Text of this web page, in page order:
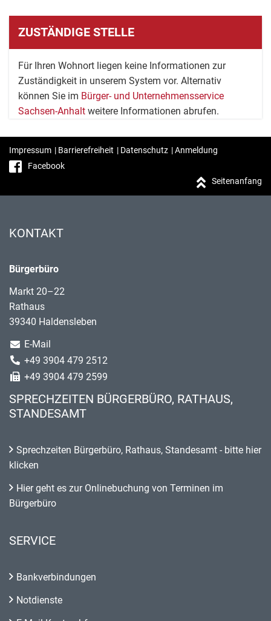
ZUSTÄNDIGE STELLE
Für Ihren Wohnort liegen keine Informationen zur
Zuständigkeit in unserem System vor. Alternativ
können Sie im Bürger- und Unternehmensservice
Sachsen-Anhalt weitere Informationen abrufen.
Impressum | Barrierefreiheit | Datenschutz |Anmeldung
Facebook
Seitenanfang
KONTAKT
Bürgerbüro
Markt 20–22
Rathaus
39340 Haldensleben
E-Mail
+49 3904 479 2512
+49 3904 479 2599
SPRECHZEITEN BÜRGERBÜRO, RATHAUS,
STANDESAMT
Sprechzeiten Bürgerbüro, Rathaus, Standesamt - bitte hier
klicken
Hier geht es zur Onlinebuchung von Terminen im
Bürgerbüro
SERVICE
Bankverbindungen
Notdienste